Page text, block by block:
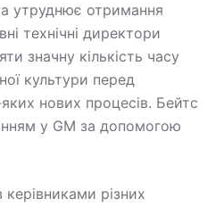
утруднює отримання
технічні директори
значну кількість часу
культури перед
нових процесів. Бейтс
у GM за допомогою
керівниками різних